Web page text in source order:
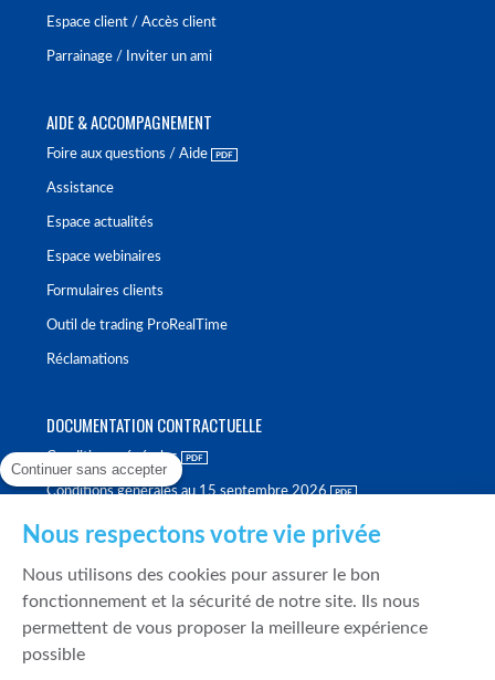
Espace client / Accès client
Parrainage / Inviter un ami
AIDE & ACCOMPAGNEMENT
Foire aux questions / Aide
Assistance
Espace actualités
Espace webinaires
Formulaires clients
Outil de trading ProRealTime
Réclamations
DOCUMENTATION CONTRACTUELLE
Conditions générales
Conditions générales au 15 septembre 2026
Politique de meilleure sélection
Politique de durabilité
Fonds de garantie des dépôts et de résolution
Continuer sans accepter
Nous respectons votre vie privée
Nous utilisons des cookies pour assurer le bon
fonctionnement et la sécurité de notre site. Ils nous
permettent de vous proposer la meilleure expérience
possible